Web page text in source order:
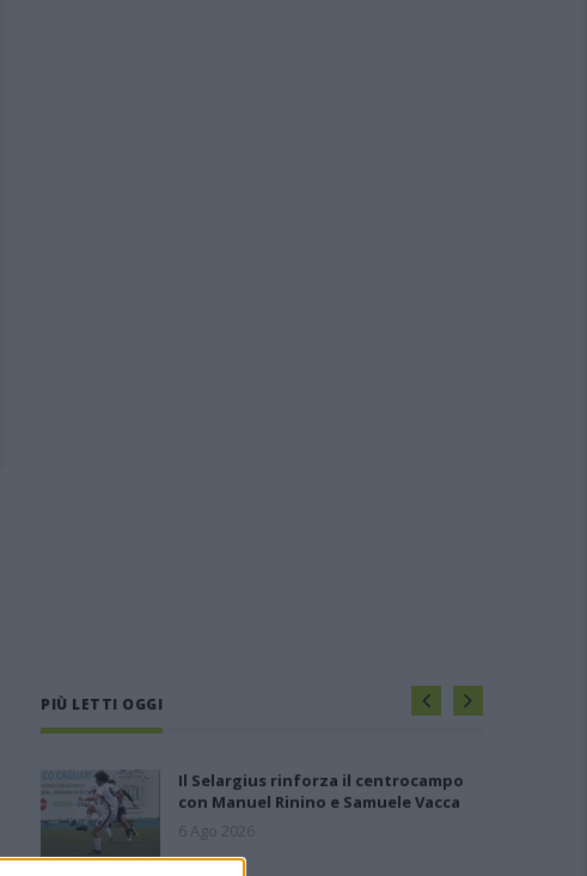
PIÙ LETTI OGGI
Il Selargius rinforza il centrocampo
con Manuel Rinino e Samuele Vacca
6 Ago 2026